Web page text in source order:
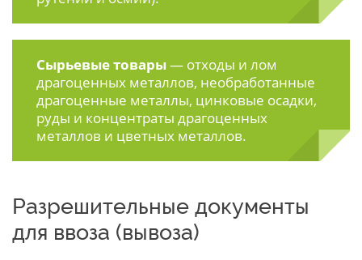
Сырьевые товары— отходы и лом
драгоценных металлов, необработанные
драгоценные металлы, цинковые осадки,
руды и концентраты драгоценных
металлов и цветных металлов.
Разрешительные документы
для ввоза (вывоза)